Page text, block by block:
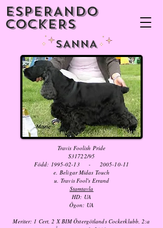
ESPERANDO
COCKERS
SANNA
Travis Foolish Pride
S31722/95
Född: 1995-02-13 - 2005-10-11
e. Beligar Midas Touch
u. Travis Fool's Errand
Stamtavla
HD: UA
Ögon: UA
Meriter: 1 Cert, 2 X BIM Östergötlands Cockerklubb, 2:a